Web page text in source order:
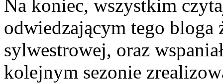
Na koniec, wszystkim
odwiedzającym tego bloga
sylwestrowej, oraz
kolejnym sezonie